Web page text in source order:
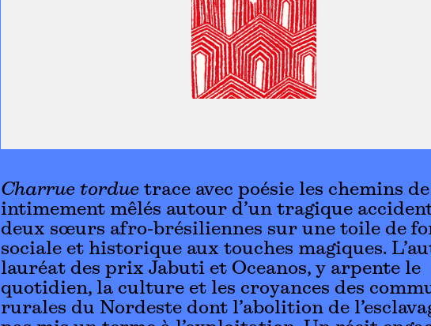
Charrue tordue trace avec poésie les chemins
intimement mêlés autour d’un tragique
deux sœurs afro-brésiliennes sur une toile de
sociale et historique aux touches magiques.
lauréat des prix Jabuti et Oceanos, y arpente le
quotidien, la culture et les croyances des
rurales du Nordeste dont l’abolition de